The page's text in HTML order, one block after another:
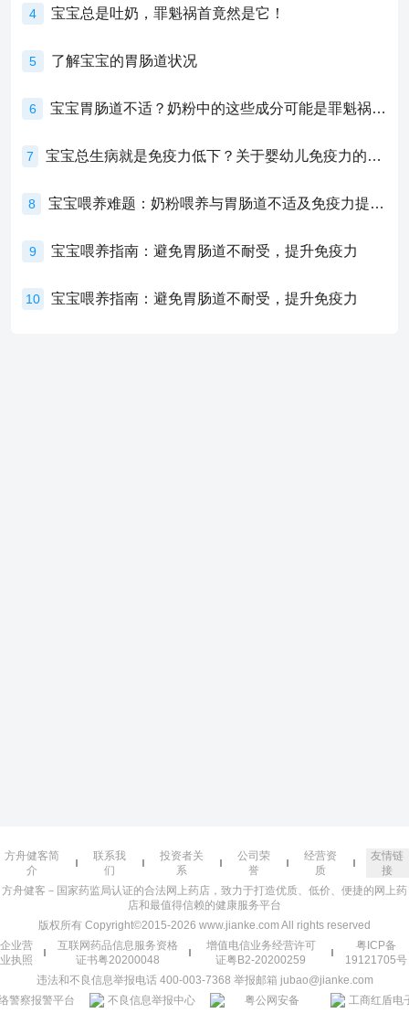
4 宝宝总是吐奶，罪魁祸首竟然是它！
5 了解宝宝的胃肠道状况
6 宝宝胃肠道不适？奶粉中的这些成分可能是罪魁祸首！
7 宝宝总生病就是免疫力低下？关于婴幼儿免疫力的真相，家长必须了解！
8 宝宝喂养难题：奶粉喂养与胃肠道不适及免疫力提升的奥秘
9 宝宝喂养指南：避免胃肠道不耐受，提升免疫力
10 宝宝喂养指南：避免胃肠道不耐受，提升免疫力
方舟健客简
介
联系我
们
投资者关
系
公司荣
誉
经营资
质
友情链
接
方舟健客－国家药监局认证的合法网上药店，致力于打造优质、低价、便捷的网上药
店和最值得信赖的健康服务平台
版权所有 Copyright©2015-2026 www.jianke.com All rights reserved
企业营
业执照
互联网药品信息服务资格
证书粤20200048
增值电信业务经营许可
证粤B2-20200259
粤ICP备
19121705号
违法和不良信息举报电话 400-003-7368 举报邮箱 jubao@jianke.com